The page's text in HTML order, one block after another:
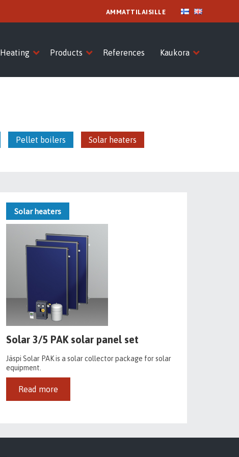
AMMATTILAISILLE
Heating Products References Kaukora
Pellet boilers Solar heaters
Solar heaters
Solar 3/5 PAK solar panel set
Jäspi Solar PAK is a solar collector package for solar
equipment.
Read more